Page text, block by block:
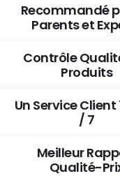
Recommandé
Parents et
Contrôle
Produits
Un Service Client
/ 7
Meilleur
Qualité-